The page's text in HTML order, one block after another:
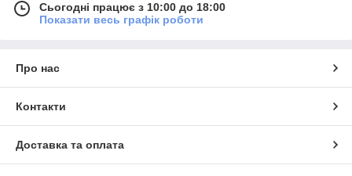
Сьогодні працює з 10:00 до 18:00
Показати весь графік роботи
Про нас
Контакти
Доставка та оплата